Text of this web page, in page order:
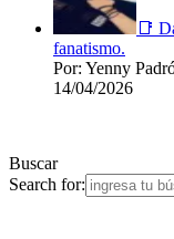
📑
fanatismo.
Por: Yenny
14/04/2026
Buscar
Search for: